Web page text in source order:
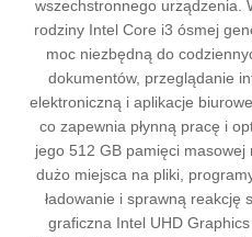
wszechstronnego urządzenia.
rodziny Intel Core i3 ósmej
moc niezbędną do
dokumentów, przeglądanie
elektroniczną i aplikacje
co zapewnia płynną pracę i
jego 512 GB pamięci
dużo miejsca na pliki,
ładowanie i sprawną reakcję
graficzna Intel UHD